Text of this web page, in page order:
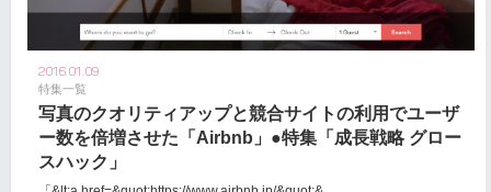
2016.01.09
特集一覧
写真のクオリティアップと競合サイトの利用でユーザ
ー数を倍増させた「Airbnb」●特集「成長戦略 グロー
スハック」